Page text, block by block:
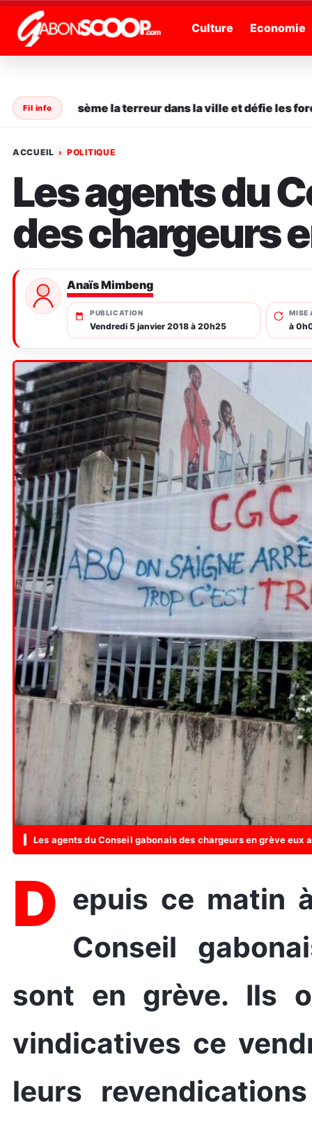
" /> Culture Economie
Fil info
en série sème la terreur dans la ville et défie les forces
ACCUEIL › POLITIQUE
Les agents du
des chargeurs
Anaïs Mimbeng
PUBLICATION
Vendredi 5 janvier 2018 à 20h25
MISE
à
Les agents du Conseil gabonais des chargeurs en grève eux
D epuis ce matin à Libreville, les agents du
Conseil
sont en grève. Ils
vindicatives ce
leurs